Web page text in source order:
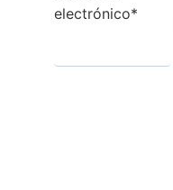
electrónico*